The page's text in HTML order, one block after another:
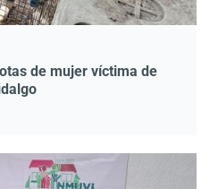
de mujer víctima de